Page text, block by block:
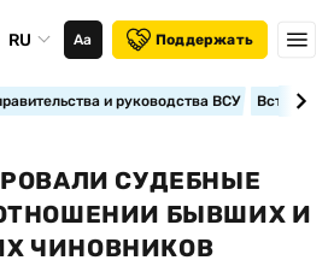
RU Аа Поддержать
и руководства ВСУ
СУДЕБНЫЕ
БЫВШИХ И
ЧИНОВНИКОВ